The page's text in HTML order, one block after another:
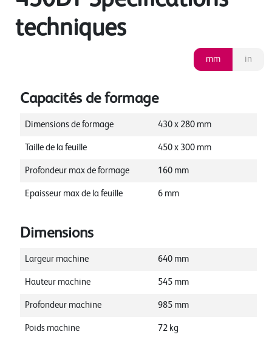
techniques
mm in
Capacités de formage
Dimensions de formage 430 x 280 mm
Taille de la feuille 450 x 300 mm
Profondeur max de formage 160 mm
Epaisseur max de la feuille 6 mm
Dimensions
Largeur machine 640 mm
Hauteur machine 545 mm
Profondeur machine 985 mm
Poids machine 72 kg